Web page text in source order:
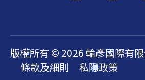
版權所有 © 2026 輪彥國際有
條款及細則 私隱政策